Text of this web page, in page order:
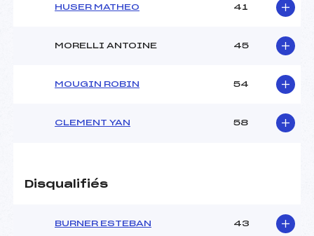
HUSER MATHEO 41
MORELLI ANTOINE 45
MOUGIN ROBIN 54
CLEMENT YAN 58
Disqualifiés
BURNER ESTEBAN 43